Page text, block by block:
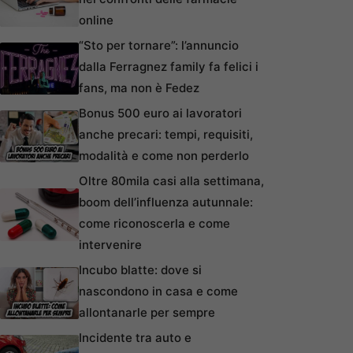
online
“Sto per tornare”: l’annuncio
dalla Ferragnez family fa felici i
fans, ma non è Fedez
Bonus 500 euro ai lavoratori
anche precari: tempi, requisiti,
modalità e come non perderlo
Oltre 80mila casi alla settimana,
boom dell’influenza autunnale:
come riconoscerla e come
intervenire
Incubo blatte: dove si
nascondono in casa e come
allontanarle per sempre
Incidente tra auto e